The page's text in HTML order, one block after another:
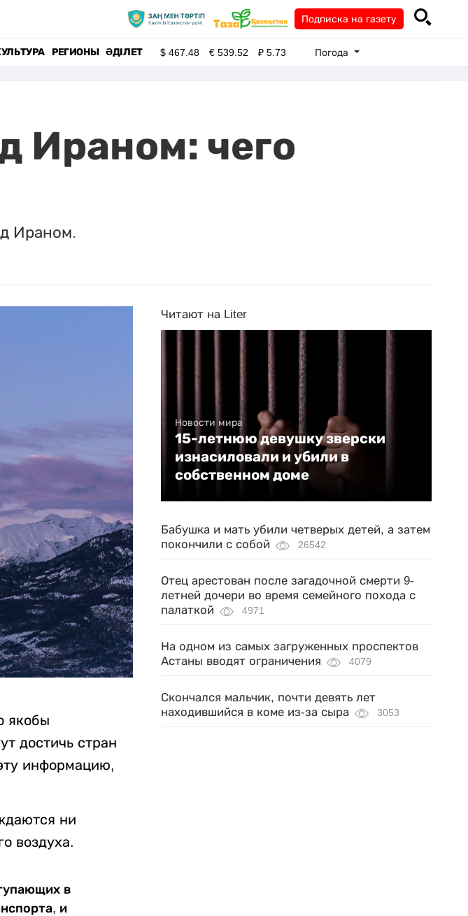
Подписка на газету
РЕГИОНЫ ӘДІЛЕТ $467.48 €539.52 ₽5.73 Погода
Ираном: чего
Ираном.
якобы
достичь стран
информацию,
ни
воздуха.
в
и
Читают на Liter
Новости мира
15-летнюю девушку зверски
изнасиловали и убили в
собственном доме
Бабушка и мать убили четверых детей, а затем
покончили с собой
26542
Отец арестован после загадочной смерти 9-
летней дочери во время семейного похода с
палаткой
4971
На одном из самых загруженных проспектов
Астаны вводят ограничения
4079
Скончался мальчик, почти девять лет
находившийся в коме из-за сыра
3053